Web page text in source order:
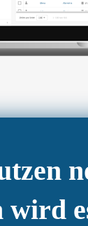
wird